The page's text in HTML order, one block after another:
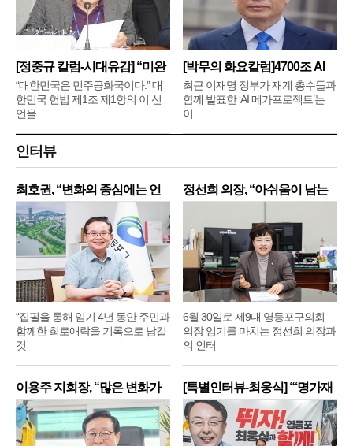
[정중규 칼럼-시대유감] “미완
“대한민국은 민주공화국이다.” 대
한민국 헌법 제1조 제1항의 이 선
언을
[박무의 화요칼럼]4700조 AI
메
최근 이재명 정부가 재계 총수들과
함께 발표한 ‘AI 메가프로젝트’는
이
인터뷰
최호권, “변화의 중심에는 언
제
“집필을 통해 임기 4년 동안 주민과
함께한 희로애락을 기록으로 남길
것
정선희 의장, “아쉬움이 남는
6월 30일로 제9대 영등포구의회
의장 임기를 마치는 정선희 의장과
의 인터
이용주 지회장, “많은 변화가 [특별인터뷰-최웅식] “‘명가재